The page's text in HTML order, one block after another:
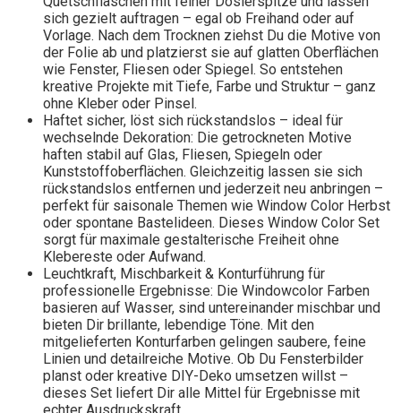
sich gezielt auftragen – egal ob Freihand oder auf
Vorlage. Nach dem Trocknen ziehst Du die Motive von
der Folie ab und platzierst sie auf glatten Oberflächen
wie Fenster, Fliesen oder Spiegel. So entstehen
kreative Projekte mit Tiefe, Farbe und Struktur – ganz
ohne Kleber oder Pinsel.
Haftet sicher, löst sich rückstandslos – ideal für
wechselnde Dekoration: Die getrockneten Motive
haften stabil auf Glas, Fliesen, Spiegeln oder
Kunststoffoberflächen. Gleichzeitig lassen sie sich
rückstandslos entfernen und jederzeit neu anbringen –
perfekt für saisonale Themen wie Window Color Herbst
oder spontane Bastelideen. Dieses Window Color Set
sorgt für maximale gestalterische Freiheit ohne
Klebereste oder Aufwand.
Leuchtkraft, Mischbarkeit & Konturführung für
professionelle Ergebnisse: Die Windowcolor Farben
basieren auf Wasser, sind untereinander mischbar und
bieten Dir brillante, lebendige Töne. Mit den
mitgelieferten Konturfarben gelingen saubere, feine
Linien und detailreiche Motive. Ob Du Fensterbilder
planst oder kreative DIY-Deko umsetzen willst –
dieses Set liefert Dir alle Mittel für Ergebnisse mit